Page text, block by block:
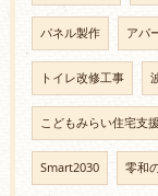
パネル製作 アパ
トイレ改修工事
こどもみらい住宅支
Smart2030 零和